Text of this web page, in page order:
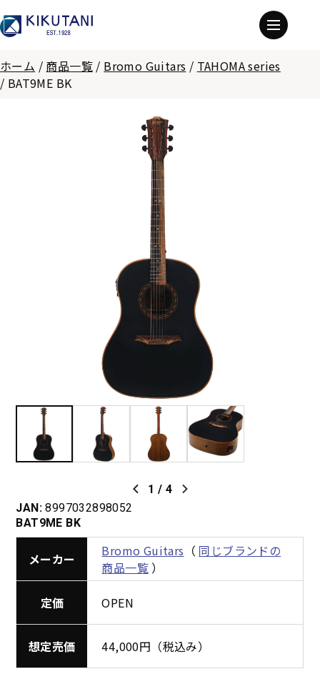
ホーム / 商品一覧 / Bromo Guitars / TAHOMA series
/ BAT9ME BK
1 / 4
JAN: 8997032898052
BAT9ME BK
メーカー Bromo Guitars （ 同じブランドの
商品一覧 ）
定価 OPEN
想定売価 44,000円（税込み）